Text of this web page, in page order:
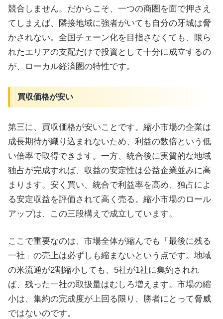
競合しません。だからこそ、一つの商圏を面で押さえ
てしまえば、隣接地域に強者がいても自分の牙城は脅
かされない。全国チェーン化を目指さなくても、限ら
れたエリアの支配だけで投資として十分に成立するの
が、ローカル経済圏の特性です。
買収価格が安い
第三に、買収価格が安いことです。縮小市場の企業は
成長期待が織り込まれないため、利益の数倍という低
い倍率で取得できます。一方、統合後に実質的な地域
独占が完成すれば、収益の安定性は公益企業並みに高
まります。安く買い、統合で利益率を高め、独占によ
る安定収益を評価されて高く売る。縮小市場のロール
アップは、この三段構えで成立しています。
ここで重要なのは、市場全体が縮んでも「最後に残る
一社」の売上は必ずしも縮まないという点です。地域
の米流通が2割縮小しても、5社が1社に集約されれ
ば、残った一社の取扱量はむしろ増えます。市場の縮
小は、集約の完成度が上回る限り、勝者にとって脅威
ではないのです。